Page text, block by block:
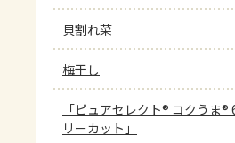
貝割れ菜
梅干し
「ピュアセレクト® コクうま®
リーカット」